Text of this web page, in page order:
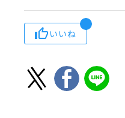
いいね